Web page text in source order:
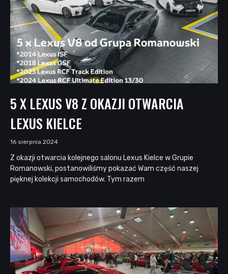
5 X LEXUS V8 Z OKAZJI OTWARCIA
LEXUS KIELCE
16 sierpnia 2024
Z okazji otwarcia kolejnego salonu Lexus Kielce w Grupie
Romanowski, postanowiliśmy pokazać Wam część naszej
pięknej kolekcji samochodów. Tym razem